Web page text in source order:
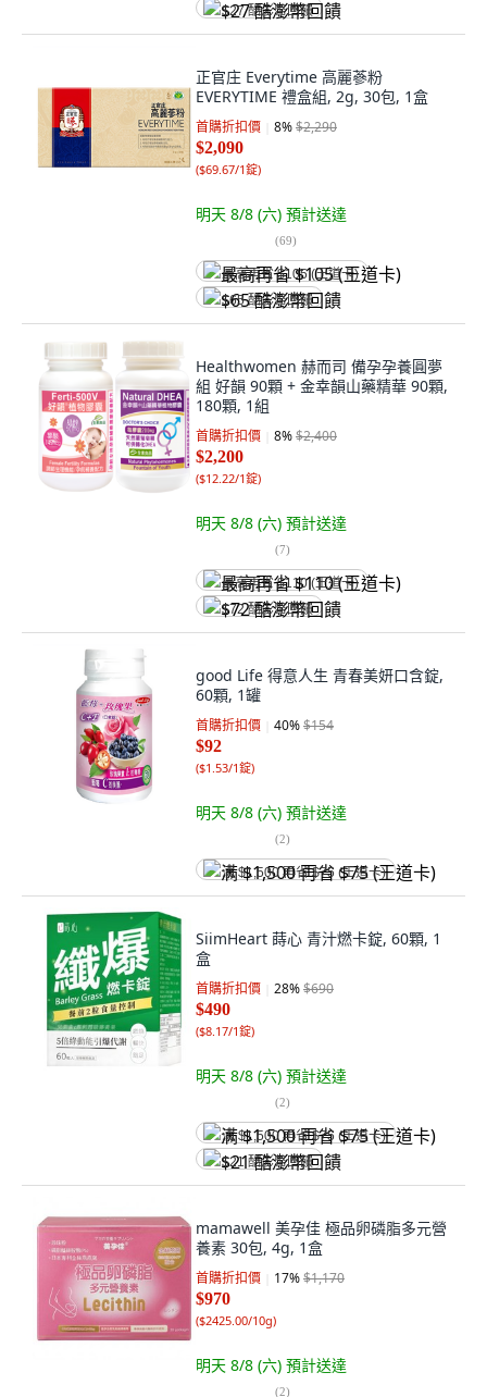
$27 酷澎幣回饋
正官庄 Everytime 高麗蔘粉
EVERYTIME 禮盒組, 2g, 30包, 1盒
首購折扣價 8%$2,290
$2,090
($69.67/1錠)
明天 8/8 (六) 預計送達
(69)
最高再省 $105 (王道卡)
$65 酷澎幣回饋
Healthwomen 赫而司 備孕孕養圓夢
組 好韻 90顆 + 金幸韻山藥精華 90顆,
180顆, 1組
首購折扣價 8%$2,400
$2,200
($12.22/1錠)
明天 8/8 (六) 預計送達
(7)
最高再省 $110 (王道卡)
$72 酷澎幣回饋
good Life 得意人生 青春美妍口含錠,
60顆, 1罐
首購折扣價 40%$154
$92
($1.53/1錠)
明天 8/8 (六) 預計送達
(2)
满 $1,500 再省 $75 (王道卡)
SiimHeart 蒔心 青汁燃卡錠, 60顆, 1
盒
首購折扣價 28%$690
$490
($8.17/1錠)
明天 8/8 (六) 預計送達
(2)
满 $1,500 再省 $75 (王道卡)
$21 酷澎幣回饋
mamawell 美孕佳 極品卵磷脂多元營
養素 30包, 4g, 1盒
首購折扣價 17%$1,170
$970
($2425.00/10g)
明天 8/8 (六) 預計送達
(2)